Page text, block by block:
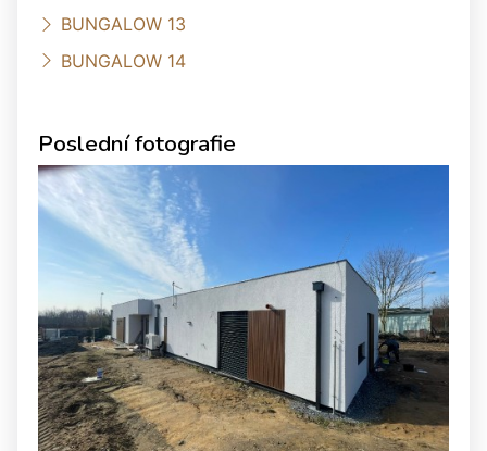
BUNGALOW 13
BUNGALOW 14
Poslední fotografie